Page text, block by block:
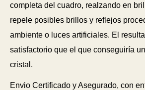
completa del cuadro, realzando en
repele posibles brillos y reflejos
ambiente o luces artificiales. El
satisfactorio que el que conseguiría
cristal.
Envio Certificado y Asegurado, con